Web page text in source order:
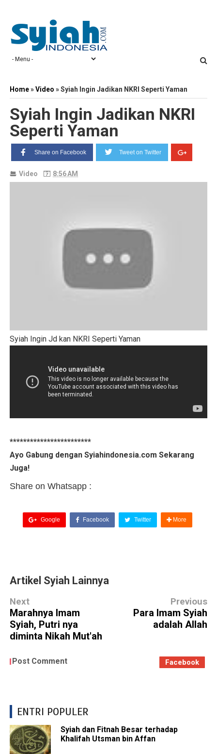
Home»Video »Syiah Ingin Jadikan NKRI Seperti Yaman
Syiah Ingin Jadikan NKRI
Seperti Yaman
Share on Facebook Tweet on Twitter
Video 8:56 AM
Syiah Ingin Jd kan NKRI Seperti Yaman
************************
Ayo Gabung dengan Syiahindonesia.com Sekarang
Juga!
Share on Whatsapp :
Google Facebook Twitter More
Artikel Syiah Lainnya
Next
Marahnya Imam
Syiah, Putri nya
diminta Nikah Mut'ah
Previous
Para Imam Syiah
adalah Allah
Post Comment Facebook
ENTRI POPULER
Syiah dan Fitnah Besar terhadap
Khalifah Utsman bin Affan